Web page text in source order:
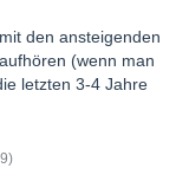
den ansteigenden
(wenn man
letzten 3-4 Jahre
)